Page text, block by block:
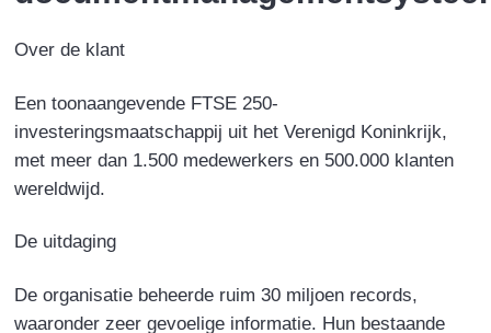
Over de klant
Een toonaangevende FTSE 250-
investeringsmaatschappij uit het Verenigd Koninkrijk,
met meer dan 1.500 medewerkers en 500.000 klanten
wereldwijd.
De uitdaging
De organisatie beheerde ruim 30 miljoen records,
waaronder zeer gevoelige informatie. Hun bestaande